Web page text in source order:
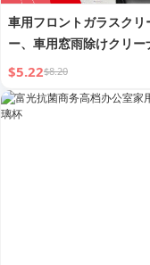
車用フロントガラスクリ
ー、車用窓雨除けクリー
ート
$5.22$8.20